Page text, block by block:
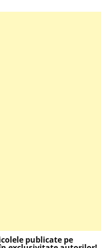
publicate pe